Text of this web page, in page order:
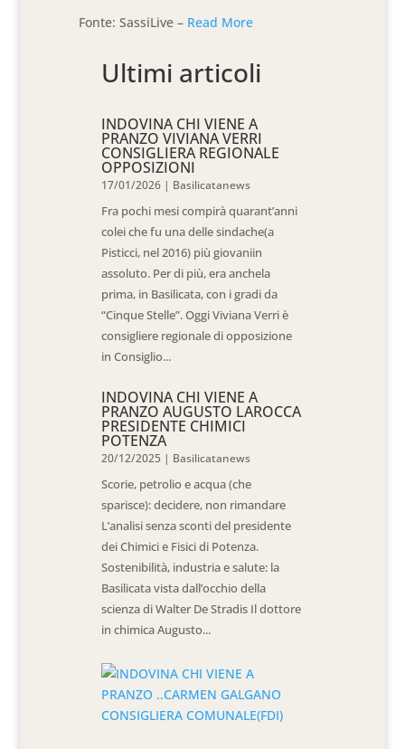
Fonte: SassiLive – Read More
Ultimi articoli
INDOVINA CHI VIENE A
PRANZO VIVIANA VERRI
CONSIGLIERA REGIONALE
OPPOSIZIONI
17/01/2026 | Basilicatanews
Fra pochi mesi compirà quarant’anni
colei che fu una delle sindache(a
Pisticci, nel 2016) più giovaniin
assoluto. Per di più, era anchela
prima, in Basilicata, con i gradi da
“Cinque Stelle”. Oggi Viviana Verri è
consigliere regionale di opposizione
in Consiglio...
INDOVINA CHI VIENE A
PRANZO AUGUSTO LAROCCA
PRESIDENTE CHIMICI
POTENZA
20/12/2025 | Basilicatanews
Scorie, petrolio e acqua (che
sparisce): decidere, non rimandare
L’analisi senza sconti del presidente
dei Chimici e Fisici di Potenza.
Sostenibilità, industria e salute: la
Basilicata vista dall’occhio della
scienza di Walter De Stradis Il dottore
in chimica Augusto...